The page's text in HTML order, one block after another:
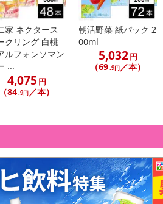
家 ネクタース
クリング 白桃
ルフォンソマン
...
4,075 円
（84.9円／本）
朝活野菜 紙パック 2
00ml
5,032円
（69.9円／本）